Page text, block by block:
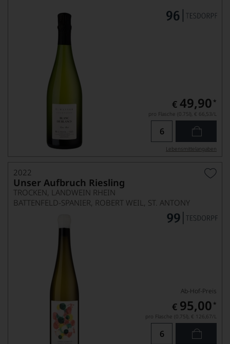
€ 49,90 *
pro Flasche (0.75l), € 66,53/L
Lebensmittel­angaben
2022
Unser Aufbruch Riesling
TROCKEN, LANDWEIN RHEIN
BATTENFELD-SPANIER, ROBERT WEIL, ST. ANTONY
Ab-Hof-Preis
€ 95,00 *
pro Flasche (0.75l), € 126,67/L